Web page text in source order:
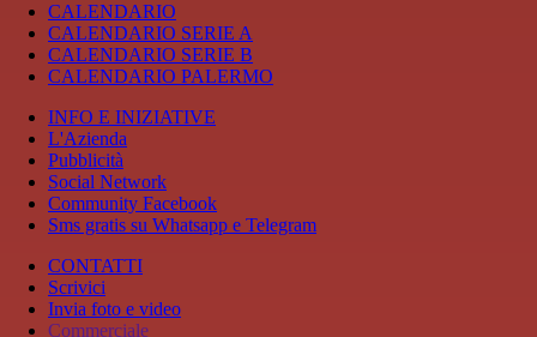
CALENDARIO
CALENDARIO SERIE A
CALENDARIO SERIE B
CALENDARIO PALERMO
INFO E INIZIATIVE
L'Azienda
Pubblicità
Social Network
Community Facebook
Sms gratis su Whatsapp e Telegram
CONTATTI
Scrivici
Invia foto e video
Commerciale